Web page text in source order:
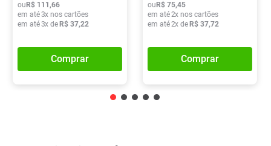
ou R$ 111 ,66
em até3x nos cartões
em até3x de R$ 37,22
Comprar
ou R$ 75,45
em até2x nos cartões
em até2x de R$ 37,72
Comprar